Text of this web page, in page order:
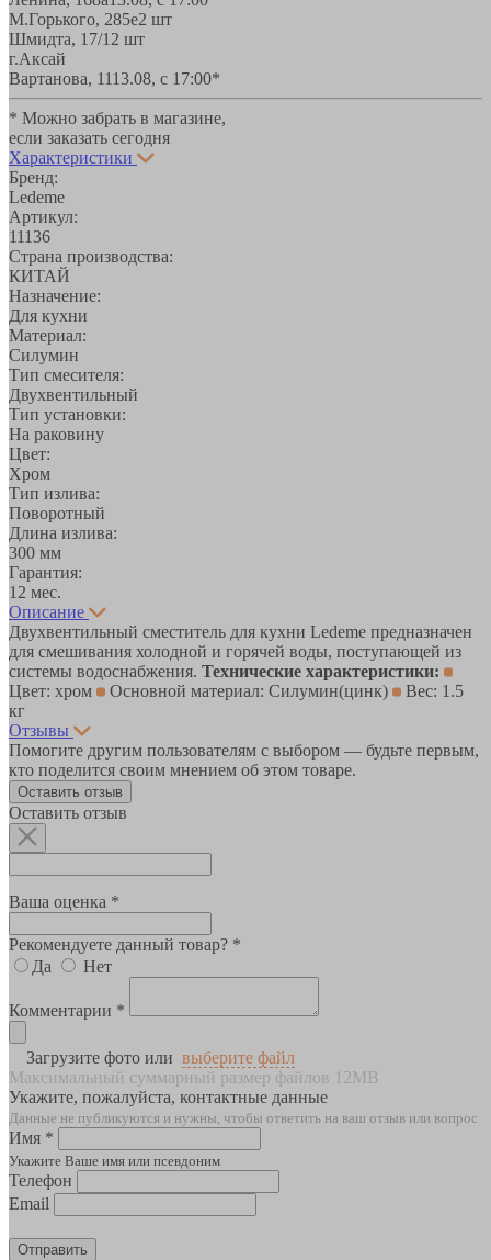
М.Горького, 285е2 шт
Шмидта, 17/1 2 шт
г.Аксай
Вартанова, 1113.08, с 17:00*
* Можно забрать в магазине,
если заказать сегодня
Характеристики
Бренд:
Ledeme
Артикул:
11136
Страна производства:
КИТАЙ
Назначение:
Для кухни
Материал:
Силумин
Тип смесителя:
Двухвентильный
Тип установки:
На раковину
Цвет:
Хром
Тип излива:
Поворотный
Длина излива:
300 мм
Гарантия:
12 мес.
Описание
Двухвентильный сместитель для кухни Ledeme предназначен
для смешивания холодной и горячей воды, поступающей из
системы водоснабжения. Технические характеристики:
Цвет: хром
Основной материал: Силумин(цинк)
Вес: 1.5
кг
Отзывы
Помогите другим пользователям с выбором — будьте первым,
кто поделится своим мнением об этом товаре.
Оставить отзыв
Оставить отзыв
Ваша оценка *
Рекомендуете данный товар? *
Да
Нет
Комментарии *
Загрузите фото или выберите файл
Максимальный суммарный размер файлов 12MB
Укажите, пожалуйста, контактные данные
Данные не публикуются и нужны, чтобы ответить на ваш отзыв или вопрос
Имя *
Укажите Ваше имя или псевдоним
Телефон
Email
Отправить